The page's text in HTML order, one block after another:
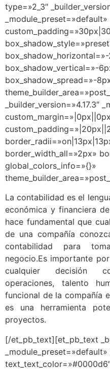
type=»2_3″
_module_preset=»default»
box_shadow_vertical=»-
box_shadow_spread=»-
_builder_version=»4.17.3″
border_width_all=»2px»
global_colors_info=»{}»
La contabilidad es el
económica y financiera
hace fundamental que
de una compañía
contabilidad para
negocio.Es importante
cualquier decisión
operaciones, talento
funcional de la compañía
es una herramienta
proyectos.
[/et_pb_text][et_pb_text